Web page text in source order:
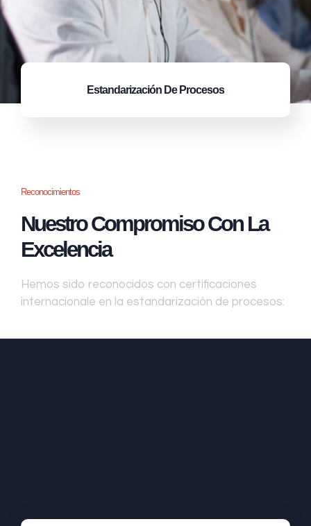
Estandarización De Procesos
Reconocimientos
Nuestro Compromiso Con La
Excelencia
Hemos sido reconocidos con certificaciones
internacionale en la estandarización de procesos: